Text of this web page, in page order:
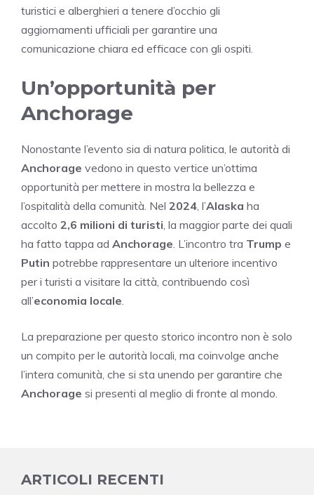
turistici e alberghieri a tenere d’occhio gli
aggiornamenti ufficiali per garantire una
comunicazione chiara ed efficace con gli ospiti.
Un’opportunità per
Anchorage
Nonostante l’evento sia di natura politica, le autorità di
Anchorage vedono in questo vertice un’ottima
opportunità per mettere in mostra la bellezza e
l’ospitalità della comunità. Nel 2024, l’Alaska ha
accolto 2,6 milioni di turisti, la maggior parte dei quali
ha fatto tappa ad Anchorage. L’incontro tra Trump e
Putin potrebbe rappresentare un ulteriore incentivo
per i turisti a visitare la città, contribuendo così
all’economia locale.
La preparazione per questo storico incontro non è solo
un compito per le autorità locali, ma coinvolge anche
l’intera comunità, che si sta unendo per garantire che
Anchorage si presenti al meglio di fronte al mondo.
ARTICOLI RECENTI